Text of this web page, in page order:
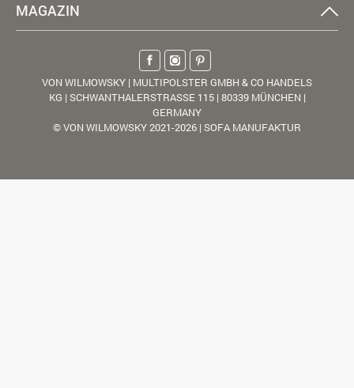
MAGAZIN
VON WILMOWSKY | MULTIPOLSTER GMBH & CO HANDELS
KG | SCHWANTHALERSTRASSE 115 | 80339 MÜNCHEN |
GERMANY
© VON WILMOWSKY 2021-2026 | SOFA MANUFAKTUR